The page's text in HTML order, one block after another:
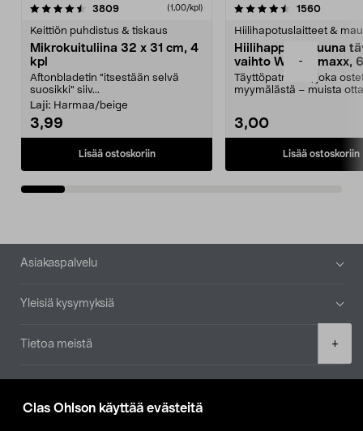
Clas Ohlson käyttää evästeitä
-
+
3809arvostelut (1,00/kpl)
Keittiön puhdistus & tiskaus
Mikrokuituliina 32 x 31 cm, 4
kpl
Aftonbladetin "itsestään selvä
suosikki" siiv...
Laji: Harmaa/beige
3,99
Lisää ostoskoriin
4.5viidestä
1560
Hiilihapotuslaitteet &
Hiilihappopatruuna
vaihto Wassermaxx,
Täyttöpatruuna, joka
myymälästä – muista
3,00
Lisää ostoskoriin
4.5viidestä
Alatunniste
Asiakaspalvelu
Yleisiä kysymyksiä
Tietoa meistä